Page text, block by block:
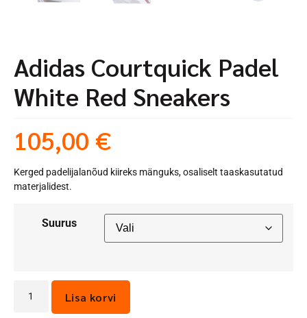
Adidas Courtquick Padel
White Red Sneakers
105,00 €
Kerged padelijalanõud kiireks mänguks, osaliselt taaskasutatud
materjalidest.
Suurus
Lisa korvi